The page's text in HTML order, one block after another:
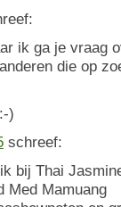
ik ga je vraag
die op
)
schreef:
bij Thai
Med Mamuang